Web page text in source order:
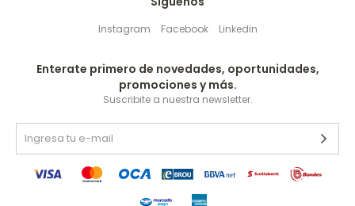
Instagram Facebook Linkedin
Enterate primero de novedades, oportunidades,
promociones y más.
Suscribite a nuestra newsletter.